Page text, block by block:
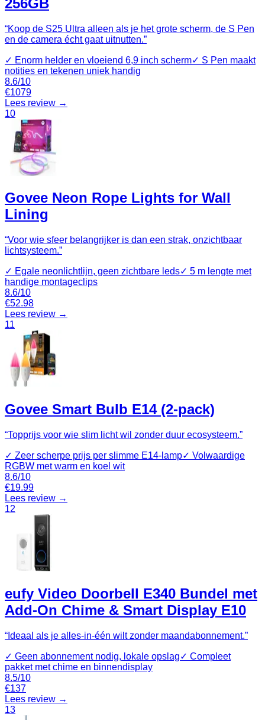
“Koop de S25 Ultra alleen als je het grote scherm, de S Pen
en de camera écht gaat uitnutten.”
✓ Enorm helder en vloeiend 6,9 inch scherm✓ S Pen maakt
notities en tekenen uniek handig
8.6/10
€1079
Lees review →
10
Govee Neon Rope Lights for Wall
Lining
“Voor wie sfeer belangrijker is dan een strak, onzichtbaar
lichtsysteem.”
✓ Egale neonlichtlijn, geen zichtbare leds✓ 5 m lengte met
handige montageclips
8.6/10
€52.98
Lees review →
11
Govee Smart Bulb E14 (2-pack)
“Topprijs voor wie slim licht wil zonder duur ecosysteem.”
✓ Zeer scherpe prijs per slimme E14-lamp✓ Volwaardige
RGBW met warm en koel wit
8.6/10
€19.99
Lees review →
12
eufy Video Doorbell E340 Bundel met
Add-On Chime & Smart Display E10
“ Ideaal als je alles-in-één wilt zonder maandabonnement.”
✓ Geen abonnement nodig, lokale opslag✓ Compleet
pakket met chime en binnendisplay
8.5/10
€137
Lees review →
13